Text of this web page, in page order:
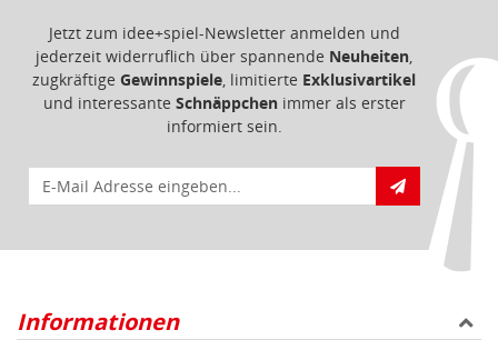
Jetzt zum idee+spiel-Newsletter anmelden und
jederzeit widerruflich über spannende Neuheiten,
zugkräftige Gewinnspiele, limitierte Exklusivartikel
und interessante Schnäppchenimmer als erster
informiert sein.
E-Mail für Newsletteranmeldung
Informationen